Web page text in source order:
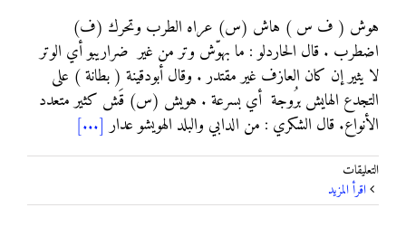
هوش ( ف س ) هاش (س) عراه الطرب وتحرك (ف)
اضطرب . قال الحاردلو : ما بهوّش وتر من غير ضراريبو أي الوتر
لا يثير إن كان العازف غير مقتدر . وقال أبودقينة ( بطانة ) على
التجدع الهايش برُوجة أي بسرعة . هويش (س) قَش كثير متعدد
الأنواع. قال الشكري : من الدابي والبلد الهويشو عدار[...]
التعليقات
هَوَش
مغلقة